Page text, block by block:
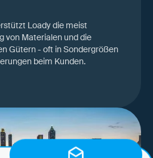
Loady die meist
von Materialen und die
Gütern - oft in Sondergrößen
beim Kunden.